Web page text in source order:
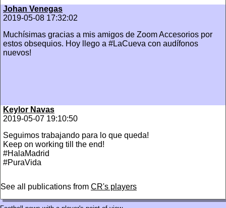
Johan Venegas
2019-05-08 17:32:02
Muchísimas gracias a mis amigos de Zoom Accesorios por
estos obsequios. Hoy llego a #LaCueva con audífonos
nuevos!
Keylor Navas
2019-05-07 19:10:50
Seguimos trabajando para lo que queda!
Keep on working till the end!
#HalaMadrid
#PuraVida
See all publications from CR's players